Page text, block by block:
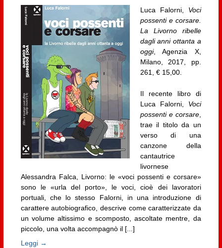
Luca Falorni, Voci
possenti e corsare.
La Livorno ribelle
dagli anni ottanta a
oggi, Agenzia X,
Milano, 2017, pp.
261, € 15,00.
Il recente libro di
Luca Falorni, Voci
possenti e corsare,
trae il titolo da un
verso di una
canzone della
cantautrice
livornese
Alessandra Falca, Livorno: le «voci possenti e corsare»
sono le «urla del porto», le voci, cioè dei lavoratori
portuali, che lo stesso Falorni, in una introduzione di
carattere autobiografico, descrive come caratterizzate da
un volume altissimo e scomposto, ascoltate mentre, da
piccolo, una volta accompagnò il [...]
Leggi →